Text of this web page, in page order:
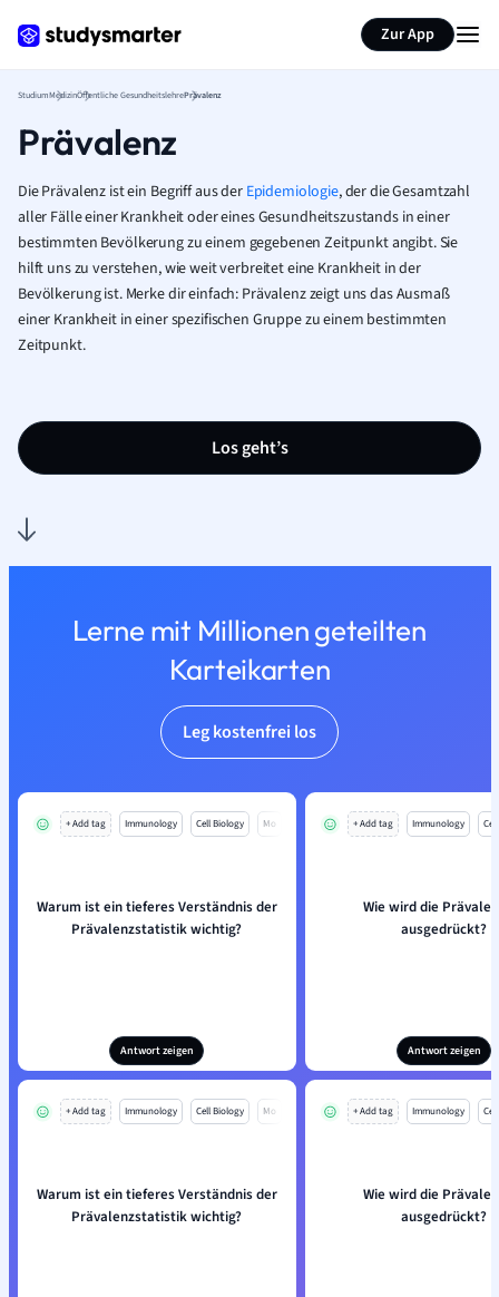
Zur App
StudiumMedizinÖffentliche GesundheitslehrePrävalenz
Prävalenz
Die Prävalenz ist ein Begriff aus der Epidemiologie, der die Gesamtzahl
aller Fälle einer Krankheit oder eines Gesundheitszustands in einer
bestimmten Bevölkerung zu einem gegebenen Zeitpunkt angibt. Sie
hilft uns zu verstehen, wie weit verbreitet eine Krankheit in der
Bevölkerung ist. Merke dir einfach: Prävalenz zeigt uns das Ausmaß
einer Krankheit in einer spezifischen Gruppe zu einem bestimmten
Zeitpunkt.
Los geht’s
Lerne mit Millionen geteilten
Karteikarten
Leg kostenfrei los
+ Add tag Immunology Cell Biology Mo
Warum ist ein tieferes Verständnis der
Prävalenzstatistik wichtig?
Antwort zeigen
+ Add tag Immunology
Wie wird die
ausgedrückt?
Antwort zeigen
+ Add tag Immunology Cell Biology Mo
Warum ist ein tieferes Verständnis der
Prävalenzstatistik wichtig?
+ Add tag Immunology
Wie wird die
ausgedrückt?